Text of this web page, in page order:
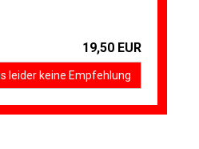
19,50 EUR
leider keine Empfehlung